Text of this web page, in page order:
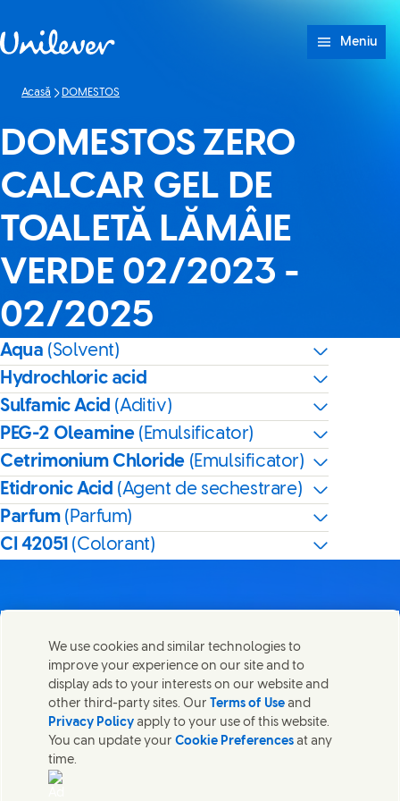
Meniu
Acasă DOMESTOS
DOMESTOS ZERO
CALCAR GEL DE
TOALETĂ LĂMÂIE
VERDE 02/2023 -
02/2025
Aqua (Solvent)
Hydrochloric acid
Sulfamic Acid (Aditiv)
PEG-2 Oleamine (Emulsificator)
Cetrimonium Chloride (Emulsificator)
Etidronic Acid (Agent de sechestrare)
Parfum (Parfum)
CI 42051 (Colorant)
Distribuie această pagină
Share this page on Facebook
Share this page on X
Share this page on
Share this page
Contactează-ne
Luați legătura cu Unilever și cu echipele de specialiști sau
găsiți persoane de contact din întreaga lume.
Contactează-ne
We use cookies and similar technologies to
improve your experience on our site and to
display ads to your interests on our website and
other third-party sites. Our Terms of Use and
Privacy Policy apply to your use of this website.
You can update yourCookie Preferences at any
time.